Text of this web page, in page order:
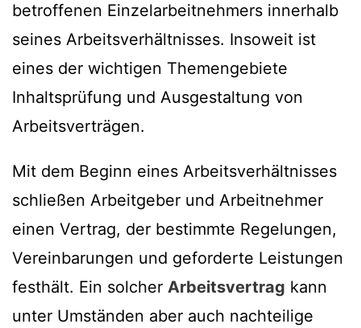
betroffenen Einzelarbeitnehmers innerhalb
seines Arbeitsverhältnisses. Insoweit ist
eines der wichtigen Themengebiete
Inhaltsprüfung und Ausgestaltung von
Arbeitsverträgen.
Mit dem Beginn eines Arbeitsverhältnisses
schließen Arbeitgeber und Arbeitnehmer
einen Vertrag, der bestimmte Regelungen,
Vereinbarungen und geforderte Leistungen
festhält. Ein solcher Arbeitsvertrag kann
unter Umständen aber auch nachteilige